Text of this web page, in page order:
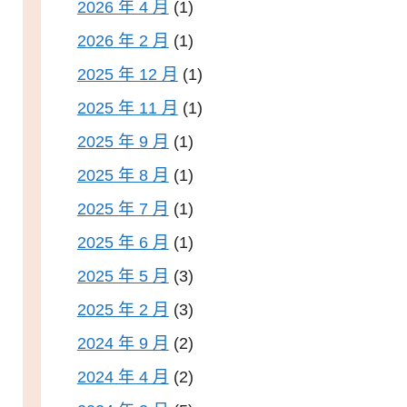
2026 年 4 月 (1)
2026 年 2 月 (1)
2025 年 12 月 (1)
2025 年 11 月 (1)
2025 年 9 月 (1)
2025 年 8 月 (1)
2025 年 7 月 (1)
2025 年 6 月 (1)
2025 年 5 月 (3)
2025 年 2 月 (3)
2024 年 9 月 (2)
2024 年 4 月 (2)